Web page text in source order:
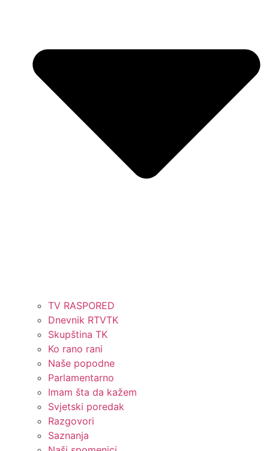
TV RASPORED
Dnevnik RTVTK
Skupština TK
Ko rano rani
Naše popodne
Parlamentarno
Imam šta da kažem
Svjetski poredak
Razgovori
Saznanja